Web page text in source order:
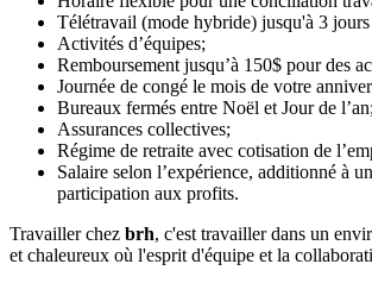
Télétravail (mode hybride) jusqu'à 3
Activités d’équipes;
Remboursement jusqu’à 150$ pour des
Journée de congé le mois de votre
Bureaux fermés entre Noël et Jour de l’an;
Assurances collectives;
Régime de retraite avec cotisation de
Salaire selon l’expérience, additionné à
participation aux profits.
Travailler chez brh, c'est travailler dans un
et chaleureux où l'esprit d'équipe et la